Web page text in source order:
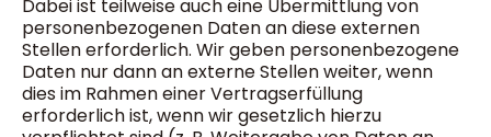
Dabei ist teilweise auch eine Übermittlung von
personenbezogenen Daten an diese externen
Stellen erforderlich. Wir geben personenbezogene
Daten nur dann an externe Stellen weiter, wenn
dies im Rahmen einer Vertragserfüllung
erforderlich ist, wenn wir gesetzlich hierzu